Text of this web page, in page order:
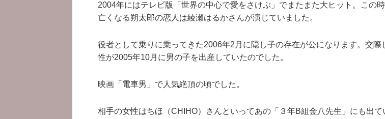
2004年にはテレビ版「世界の中心で愛をさけぶ」でまたまた大ヒット。この
亡くなる朔太郎の恋人は綾瀬はるかさんが演じていました。
役者として乗りに乗ってきた2006年2月に隠し子の存在が公になります。交際
性が2005年10月に男の子を出産していたのでした。
映画「電車男」で人気絶頂の頃でした。
相手の女性はちほ（CHIHO）さんといってあの「３年B組金八先生」にも出て